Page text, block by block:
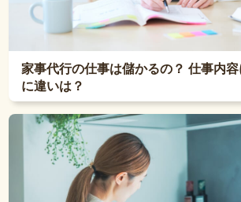
家事代行の仕事は儲かるの？ 仕事内
に違いは？